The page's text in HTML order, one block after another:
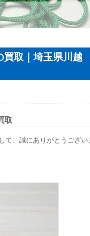
買取｜埼玉県川越
取
て、誠にありがとうござい